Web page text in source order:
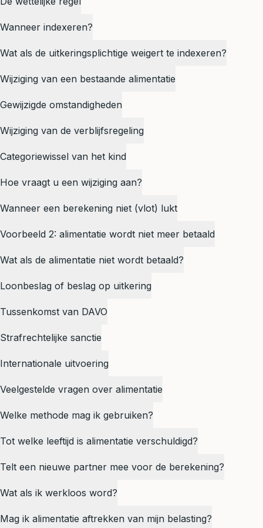
Wanneer indexeren?
Wat als de uitkeringsplichtige weigert te indexeren?
Wijziging van een bestaande alimentatie
Gewijzigde omstandigheden
Wijziging van de verblijfsregeling
Categoriewissel van het kind
Hoe vraagt u een wijziging aan?
Wanneer een berekening niet (vlot) lukt
Voorbeeld 2: alimentatie wordt niet meer betaald
Wat als de alimentatie niet wordt betaald?
Loonbeslag of beslag op uitkering
Tussenkomst van DAVO
Strafrechtelijke sanctie
Internationale uitvoering
Veelgestelde vragen over alimentatie
Welke methode mag ik gebruiken?
Tot welke leeftijd is alimentatie verschuldigd?
Telt een nieuwe partner mee voor de berekening?
Wat als ik werkloos word?
Mag ik alimentatie aftrekken van mijn belasting?